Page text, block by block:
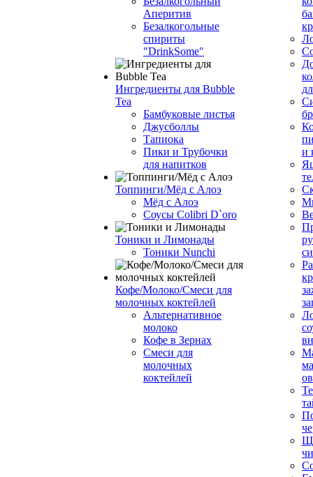
Аперитив
Безалкогольные
спириты
"DrinkSome"
Ингредиенты для Bubble
Tea
Бамбуковые листья
Джусболлы
Тапиока
Пики и Трубочки
для напитков
Топпинги/Мёд с Алоэ
Мёд с Алоэ
Соусы Colibri D`oro
Тоники и Лимонады
Тоники Nunchi
Кофе/Молоко/Смеси для
молочных коктейлей
Альтернативное
молоко
Кофе в Зернах
Смеси для
молочных
коктейлей
и